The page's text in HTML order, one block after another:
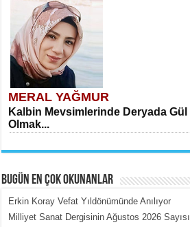
MERAL YAĞMUR
Kalbin Mevsimlerinde Deryada Gül
Olmak...
BUGÜN EN ÇOK OKUNANLAR
Erkin Koray Vefat Yıldönümünde Anılıyor
Milliyet Sanat Dergisinin Ağustos 2026 Sayısı